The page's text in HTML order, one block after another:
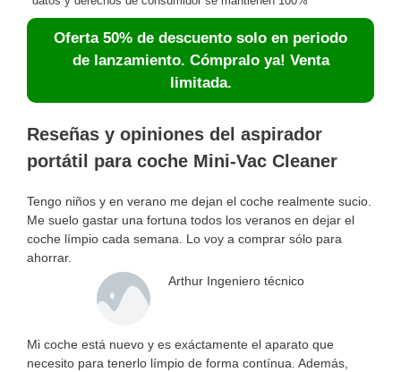
Oferta 50% de descuento solo en periodo
de lanzamiento. Cómpralo ya! Venta
limitada.
Reseñas y opiniones del aspirador
portátil para coche Mini-Vac Cleaner
Tengo niños y en verano me dejan el coche realmente sucio.
Me suelo gastar una fortuna todos los veranos en dejar el
coche límpio cada semana. Lo voy a comprar sólo para
ahorrar.
Arthur Ingeniero técnico
Mi coche está nuevo y es exáctamente el aparato que
necesito para tenerlo límpio de forma contínua. Además,